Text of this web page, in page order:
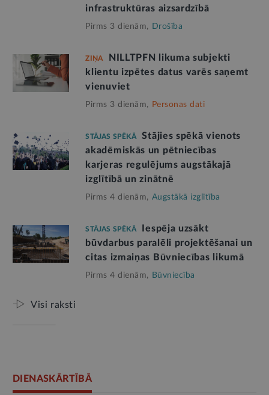
infrastruktūras aizsardzībā
Pirms 3 dienām, Drošība
ZIŅA
NILLTPFN likuma subjekti
klientu izpētes datus varēs saņemt
vienuviet
Pirms 3 dienām, Personas dati
STĀJAS SPĒKĀ
Stājies spēkā vienots
akadēmiskās un pētniecības
karjeras regulējums augstākajā
izglītībā un zinātnē
Pirms 4 dienām, Augstākā izglītība
STĀJAS SPĒKĀ
Iespēja uzsākt
būvdarbus paralēli projektēšanai un
citas izmaiņas Būvniecības likumā
Pirms 4 dienām, Būvniecība
Visi raksti
DIENASKĀRTĪBĀ